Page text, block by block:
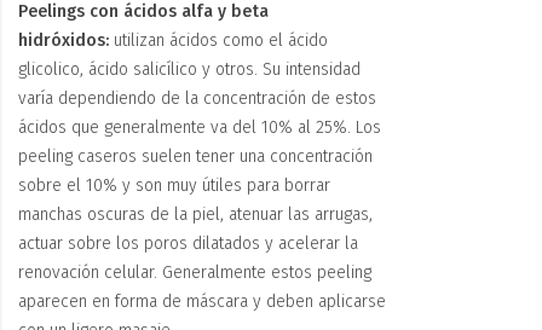
Peelings con ácidos alfa y beta
hidróxidos: utilizan ácidos como el ácido
glicolico, ácido salicílico y otros. Su intensidad
varía dependiendo de la concentración de estos
ácidos que generalmente va del 10% al 25%. Los
peeling caseros suelen tener una concentración
sobre el 10% y son muy útiles para borrar
manchas oscuras de la piel, atenuar las arrugas,
actuar sobre los poros dilatados y acelerar la
renovación celular. Generalmente estos peeling
aparecen en forma de máscara y deben aplicarse